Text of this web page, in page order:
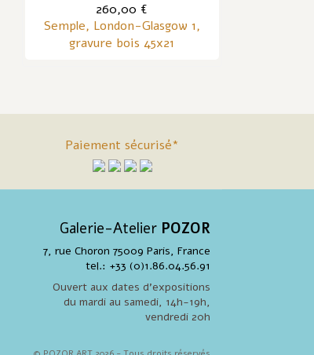
260,00 €
Semple, London-Glasgow 1,
gravure bois 45x21
Paiement sécurisé*
Galerie-Atelier POZOR
7, rue Choron 75009 Paris, France
tel.: +33 (0)1.86.04.56.91
Ouvert aux dates d'expositions
du mardi au samedi, 14h-19h,
vendredi 20h